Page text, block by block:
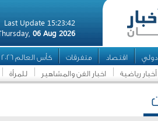
Last Update 15:23:42
06 Aug 2026
اقتصاد متفرقات كأس العالم 2026
أخبار رياضية اخبار الفن والمشاهير للمرأة